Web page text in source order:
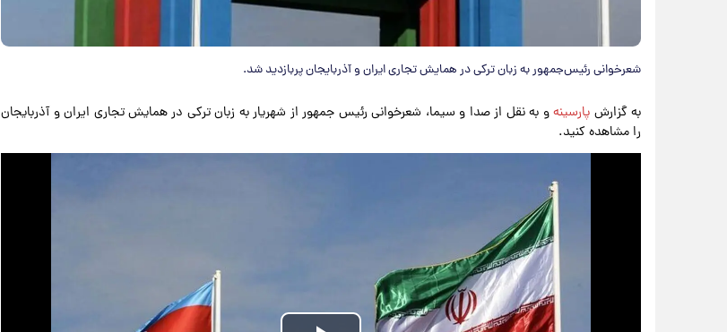
شعرخوانی رئیس‌جمهور به زبان ترکی در همایش تجاری ایران و آذربایجان پربازدید شد.
به گزارش پارسینهو به نقل از صدا و سیما، شعرخوانی رئیس جمهور از شهریار به زبان ترکی در همایش تجاری ایران و آذربایجان
را مشاهده کنید.